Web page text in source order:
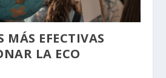
MÁS EFECTIVAS
LA ECO